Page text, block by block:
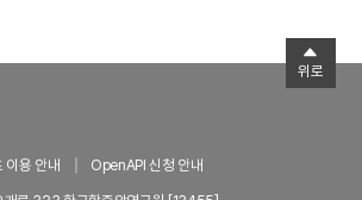
이용 안내
OpenAPI 신청 안내
위로